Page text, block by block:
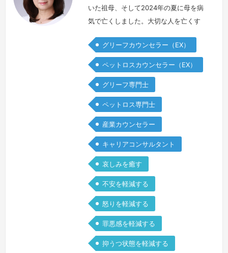
いた祖母、そして2024年の夏に母を病
気で亡くしました。大切な人を亡くす
く、何だか自分だけ別世界に飛ばされて
しまったような感じになりました。周り
の賑やかさが煩わしく感じ、動きたいの
にいつものように動けない疲労感、自分
が自分でなくなってしまったような感
覚、この先どうなるのだろうという不安
を感じたのを覚えています。今、どんな
お気持…
続きを見る »
グリーフカウンセラー（EX）
ペットロスカウンセラー（EX）
グリーフ専門士
ペットロス専門士
産業カウンセラー
キャリアコンサルタント
哀しみを癒す
不安を軽減する
怒りを軽減する
罪悪感を軽減する
抑うつ状態を軽減する